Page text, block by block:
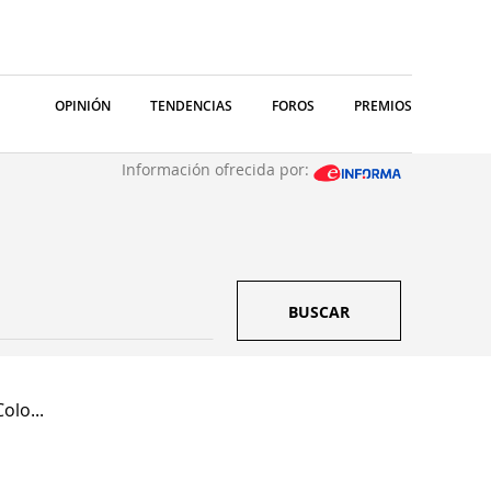
OPINIÓN TENDENCIAS FOROS PREMIOS
Información ofrecida por:
BUSCAR